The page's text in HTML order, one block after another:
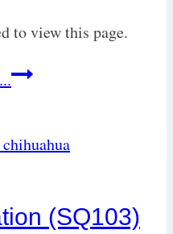
to view this page.
Syringomyeli
Chiari-
(CM)(SQ103)